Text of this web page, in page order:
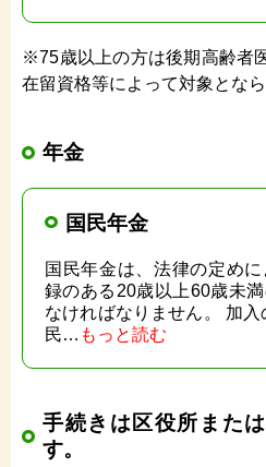
※75歳以上の方は後期高齢者
在留資格等によって対象とな
年金
国民年金
国民年金は、法律の定め
録のある20歳以上60歳未
なければなりません。 加
民… もっと読む
手続きは区役所また
す。